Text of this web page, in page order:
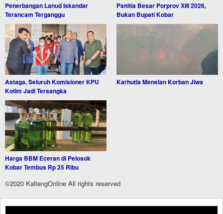
Penerbangan Lanud Iskandar
Terancam Terganggu
Panitia Besar Porprov XIII 2026,
Bukan Bupati Kobar
Astaga, Seluruh Komisioner KPU
Kotim Jadi Tersangka
Karhutla Menelan Korban Jiwa
Harga BBM Eceran di Pelosok
Kobar Tembus Rp 25 Ribu
©2020 KaltengOnline All rights reserved